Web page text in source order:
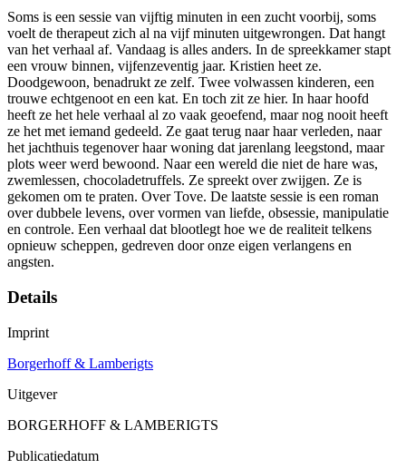
Soms is een sessie van vijftig minuten in een zucht voorbij, soms
voelt de therapeut zich al na vijf minuten uitgewrongen. Dat hangt
van het verhaal af. Vandaag is alles anders. In de spreekkamer stapt
een vrouw binnen, vijfenzeventig jaar. Kristien heet ze.
Doodgewoon, benadrukt ze zelf. Twee volwassen kinderen, een
trouwe echtgenoot en een kat. En toch zit ze hier. In haar hoofd
heeft ze het hele verhaal al zo vaak geoefend, maar nog nooit heeft
ze het met iemand gedeeld. Ze gaat terug naar haar verleden, naar
het jachthuis tegenover haar woning dat jarenlang leegstond, maar
plots weer werd bewoond. Naar een wereld die niet de hare was,
zwemlessen, chocoladetruffels. Ze spreekt over zwijgen. Ze is
gekomen om te praten. Over Tove. De laatste sessie is een roman
over dubbele levens, over vormen van liefde, obsessie, manipulatie
en controle. Een verhaal dat blootlegt hoe we de realiteit telkens
opnieuw scheppen, gedreven door onze eigen verlangens en
angsten.
Details
Imprint
Borgerhoff & Lamberigts
Uitgever
BORGERHOFF & LAMBERIGTS
Publicatiedatum